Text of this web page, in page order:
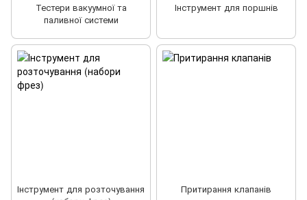
Тестери вакуумної та
паливної системи
Інструмент для поршнів
Інструмент для розточування
Притирання клапанів